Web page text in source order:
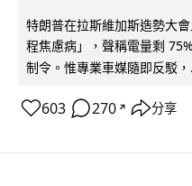
特朗普在拉斯維加斯造勢大
程焦慮病」，聲稱電量剩
制令。惟專業車媒隨即反駁
603 270 ↗ 分享